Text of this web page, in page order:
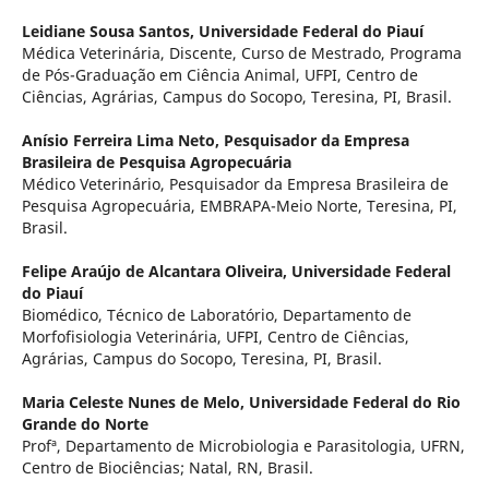
Leidiane Sousa Santos, Universidade Federal do Piauí
Médica Veterinária, Discente, Curso de Mestrado, Programa
de Pós-Graduação em Ciência Animal, UFPI, Centro de
Ciências, Agrárias, Campus do Socopo, Teresina, PI, Brasil.
Anísio Ferreira Lima Neto, Pesquisador da Empresa
Brasileira de Pesquisa Agropecuária
Médico Veterinário, Pesquisador da Empresa Brasileira de
Pesquisa Agropecuária, EMBRAPA-Meio Norte, Teresina, PI,
Brasil.
Felipe Araújo de Alcantara Oliveira, Universidade Federal
do Piauí
Biomédico, Técnico de Laboratório, Departamento de
Morfofisiologia Veterinária, UFPI, Centro de Ciências,
Agrárias, Campus do Socopo, Teresina, PI, Brasil.
Maria Celeste Nunes de Melo, Universidade Federal do Rio
Grande do Norte
Profª, Departamento de Microbiologia e Parasitologia, UFRN,
Centro de Biociências; Natal, RN, Brasil.